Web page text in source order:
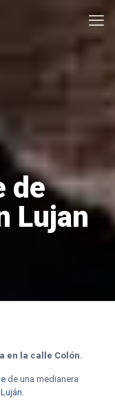
de
Lujan
en la calle Colón.
de una medianera
.